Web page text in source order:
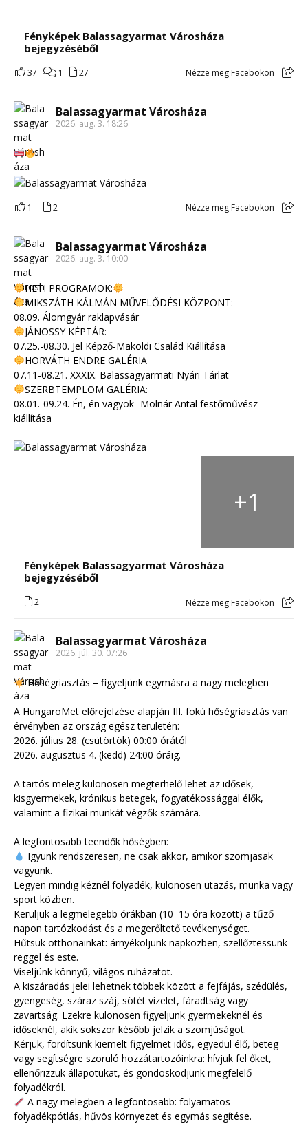
Fényképek Balassagyarmat Városháza
bejegyzéséből
37 1 27 Nézze meg Facebokon
Balassagyarmat Városháza
2026. aug. 3. 18:26
1 2 Nézze meg Facebokon
Balassagyarmat Városháza
2026. aug. 3. 10:00
HETI PROGRAMOK:
MIKSZÁTH KÁLMÁN MŰVELŐDÉSI KÖZPONT:
08.09. Álomgyár raklapvásár
JÁNOSSY KÉPTÁR:
07.25.-08.30. Jel Képző-Makoldi Család Kiállítása
HORVÁTH ENDRE GALÉRIA
07.11-08.21. XXXIX. Balassagyarmati Nyári Tárlat
SZERBTEMPLOM GALÉRIA:
08.01.-09.24. Én, én vagyok- Molnár Antal festőművész
kiállítása
+1
Fényképek Balassagyarmat Városháza
bejegyzéséből
2 Nézze meg Facebokon
Balassagyarmat Városháza
2026. júl. 30. 07:26
Hőségriasztás – figyeljünk egymásra a nagy melegben
A HungaroMet előrejelzése alapján III. fokú hőségriasztás van
érvényben az ország egész területén:
2026. július 28. (csütörtök) 00:00 órától
2026. augusztus 4. (kedd) 24:00 óráig.
A tartós meleg különösen megterhelő lehet az idősek,
kisgyermekek, krónikus betegek, fogyatékossággal élők,
valamint a fizikai munkát végzők számára.
A legfontosabb teendők hőségben:
Igyunk rendszeresen, ne csak akkor, amikor szomjasak
vagyunk.
Legyen mindig kéznél folyadék, különösen utazás, munka vagy
sport közben.
Kerüljük a legmelegebb órákban (10–15 óra között) a tűző
napon tartózkodást és a megerőltető tevékenységet.
Hűtsük otthonainkat: árnyékoljunk napközben, szellőztessünk
reggel és este.
Viseljünk könnyű, világos ruházatot.
A kiszáradás jelei lehetnek többek között a fejfájás, szédülés,
gyengeség, száraz száj, sötét vizelet, fáradtság vagy
zavartság. Ezekre különösen figyeljünk gyermekeknél és
időseknél, akik sokszor később jelzik a szomjúságot.
Kérjük, fordítsunk kiemelt figyelmet idős, egyedül élő, beteg
vagy segítségre szoruló hozzátartozóinkra: hívjuk fel őket,
ellenőrizzük állapotukat, és gondoskodjunk megfelelő
folyadékról.
A nagy melegben a legfontosabb: folyamatos
folyadékpótlás, hűvös környezet és egymás segítése.